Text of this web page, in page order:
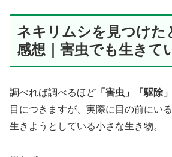
ネキリムシを見つけた
感想｜害虫でも生きて
調べれば調べるほど 「害虫」「駆除」
目につきますが、実際に目の前にい
生きようとしている小さな生き物。